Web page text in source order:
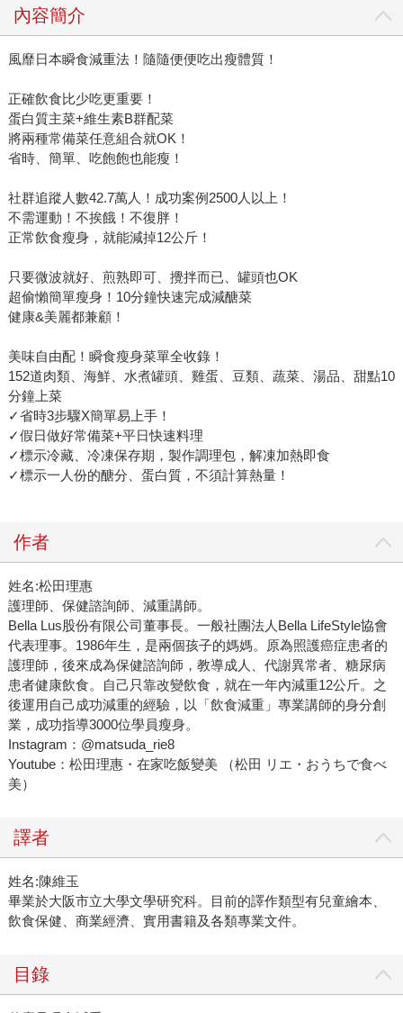
內容簡介
風靡日本瞬食減重法！隨隨便便吃出瘦體質！
正確飲食比少吃更重要！
蛋白質主菜+維生素B群配菜
將兩種常備菜任意組合就OK！
省時、簡單、吃飽飽也能瘦！
社群追蹤人數42.7萬人！成功案例2500人以上！
不需運動！不挨餓！不復胖！
正常飲食瘦身，就能減掉12公斤！
只要微波就好、煎熟即可、攪拌而已、罐頭也OK
超偷懶簡單瘦身！10分鐘快速完成減醣菜
健康&美麗都兼顧！
美味自由配！瞬食瘦身菜單全收錄！
152道肉類、海鮮、水煮罐頭、雞蛋、豆類、蔬菜、湯品、甜點10
分鐘上菜
✓省時3步驟X簡單易上手！
✓假日做好常備菜+平日快速料理
✓標示冷藏、冷凍保存期，製作調理包，解凍加熱即食
✓標示一人份的醣分、蛋白質，不須計算熱量！
作者
姓名:松田理惠
護理師、保健諮詢師、減重講師。
Bella Lus股份有限公司董事長。一般社團法人Bella LifeStyle協會
代表理事。1986年生，是兩個孩子的媽媽。原為照護癌症患者的
護理師，後來成為保健諮詢師，教導成人、代謝異常者、糖尿病
患者健康飲食。自己只靠改變飲食，就在一年內減重12公斤。之
後運用自己成功減重的經驗，以「飲食減重」專業講師的身分創
業，成功指導3000位學員瘦身。
Instagram：@matsuda_rie8
Youtube：松田理惠・在家吃飯變美 （松田 リエ・おうちで食べ
美）
譯者
姓名:陳維玉
畢業於大阪市立大學文學研究科。目前的譯作類型有兒童繪本、
飲食保健、商業經濟、實用書籍及各類專業文件。
目錄